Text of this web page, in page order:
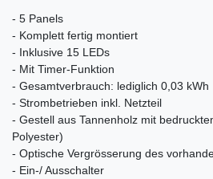
- 5 Panels
- Komplett fertig montiert
- Inklusive 15 LEDs
- Mit Timer-Funktion
- Gesamtverbrauch: lediglich 0,03 kWh
- Strombetrieben inkl. Netzteil
- Gestell aus Tannenholz mit
Polyester)
- Optische Vergrösserung des
- Ein-/ Ausschalter